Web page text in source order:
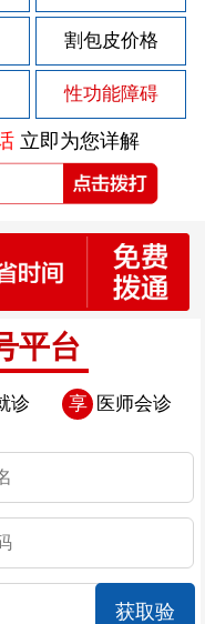
割包皮价格
性功能障碍
立即为您详解
平台
诊 享 医师会诊
获取验